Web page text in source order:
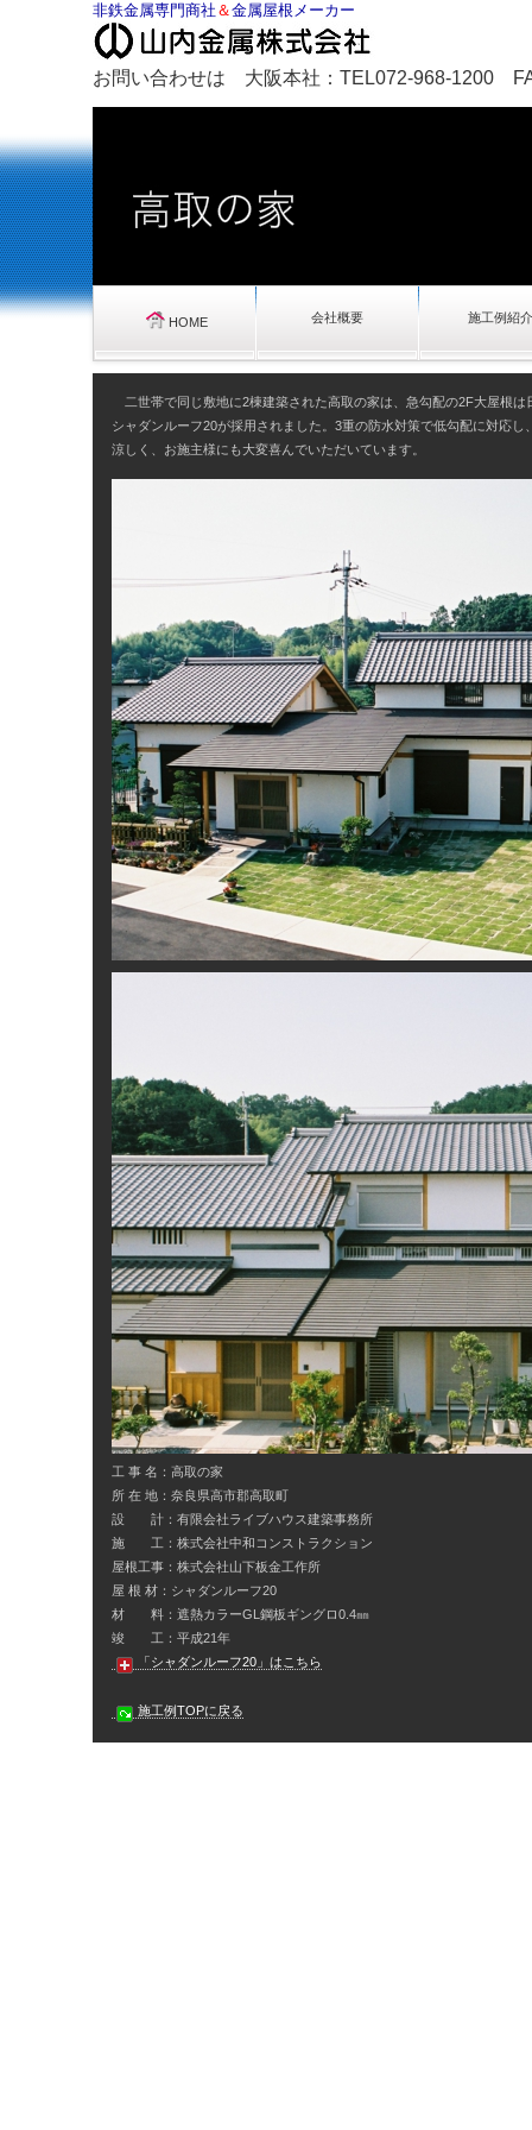
非鉄金属専門商社 ＆金属屋根メーカー
お問い合わせは 大阪本社：TEL072-968-1200
HOME 会社概要 施工例紹介
二世帯で同じ敷地に2棟建築された高取の家は、急勾配の2F大屋根は
シャダンルーフ20が採用されました。3重の防水対策で低勾配に対応
涼しく、お施主様にも大変喜んでいただいています。
工 事 名：高取の家
所 在 地：奈良県高市郡高取町
設 計：有限会社ライブハウス建築事務所
施 工：株式会社中和コンストラクション
屋根工事：株式会社山下板金工作所
屋 根 材：シャダンルーフ20
材 料：遮熱カラーGL鋼板ギングロ0.4㎜
竣 工：平成21年
「シャダンルーフ20」はこちら
施工例TOPに戻る